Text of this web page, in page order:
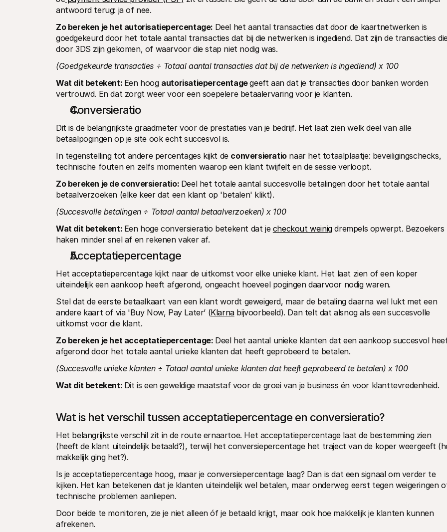
antwoord terug: ja of nee.
Zo bereken je het autorisatiepercentage: Deel het aantal transacties dat door de kaartnetwerken is
goedgekeurd door het totale aantal transacties dat bij die netwerken is ingediend. Dat zijn de transacties
door 3DS zijn gekomen, of waarvoor die stap niet nodig was.
(Goedgekeurde transacties ÷ Totaal aantal transacties dat bij de netwerken is ingediend) x 100
Wat dit betekent: Een hoog autorisatiepercentage geeft aan dat je transacties door banken worden
vertrouwd. En dat zorgt weer voor een soepelere betaalervaring voor je klanten.
Conversieratio
Dit is de belangrijkste graadmeter voor de prestaties van je bedrijf. Het laat zien welk deel van alle
betaalpogingen op je site ook echt succesvol is.
In tegenstelling tot andere percentages kijkt de conversieratio naar het totaalplaatje: beveiligingschecks,
technische fouten en zelfs momenten waarop een klant twijfelt en de sessie verloopt.
Zo bereken je de conversieratio: Deel het totale aantal succesvolle betalingen door het totale aantal
betaalverzoeken (elke keer dat een klant op 'betalen' klikt).
(Succesvolle betalingen ÷ Totaal aantal betaalverzoeken) x 100
Wat dit betekent: Een hoge conversieratio betekent dat je checkout weinig drempels opwerpt. Bezoekers
haken minder snel af en rekenen vaker af.
Acceptatiepercentage
Het acceptatiepercentage kijkt naar de uitkomst voor elke unieke klant. Het laat zien of een koper
uiteindelijk een aankoop heeft afgerond, ongeacht hoeveel pogingen daarvoor nodig waren.
Stel dat de eerste betaalkaart van een klant wordt geweigerd, maar de betaling daarna wel lukt met een
andere kaart of via 'Buy Now, Pay Later’ (Klarna bijvoorbeeld). Dan telt dat alsnog als een succesvolle
uitkomst voor die klant.
Zo bereken je het acceptatiepercentage: Deel het aantal unieke klanten dat een aankoop succesvol
afgerond door het totale aantal unieke klanten dat heeft geprobeerd te betalen.
(Succesvolle unieke klanten ÷ Totaal aantal unieke klanten dat heeft geprobeerd te betalen) x 100
Wat dit betekent: Dit is een geweldige maatstaf voor de groei van je business én voor klanttevredenheid.
Wat is het verschil tussen acceptatiepercentage en conversieratio?
Het belangrijkste verschil zit in de route ernaartoe. Het acceptatiepercentage laat de bestemming zien
(heeft de klant uiteindelijk betaald?), terwijl het conversiepercentage het traject van de koper weergeeft
makkelijk ging het?).
Is je acceptatiepercentage hoog, maar je conversiepercentage laag? Dan is dat een signaal om verder te
kijken. Het kan betekenen dat je klanten uiteindelijk wel betalen, maar onderweg eerst tegen weigeringen
technische problemen aanliepen.
Door beide te monitoren, zie je niet alleen óf je betaald krijgt, maar ook hoe makkelijk je klanten kunnen
afrekenen.